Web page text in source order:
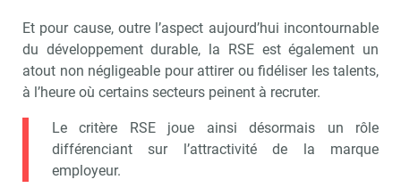
Et pour cause, outre l’aspect aujourd’hui incontournable
du développement durable, la RSE est également un
atout non négligeable pour attirer ou fidéliser les talents,
à l’heure où certains secteurs peinent à recruter.
Le critère RSE joue ainsi désormais un rôle
différenciant sur l’attractivité de la marque
employeur.